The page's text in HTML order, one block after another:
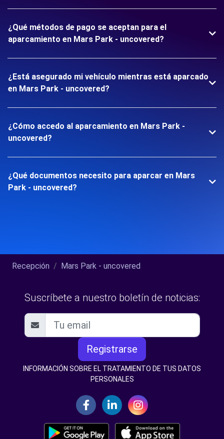
¿Qué métodos de pago se aceptan para el
aparcamiento en Mars Park - uncovered?
¿Está asegurado mi vehículo mientras está aparcado
en Mars Park - uncovered?
¿Cómo accedo al aparcamiento en Mars Park -
uncovered?
¿Qué documentos necesito para aparcar en Mars
Park - uncovered?
Recepción Mars Park - uncovered
Suscríbete a nuestro boletín de noticias:
Registrarse
INFORMACIÓN SOBRE EL TRATAMIENTO DE TUS DATOS
PERSONALES